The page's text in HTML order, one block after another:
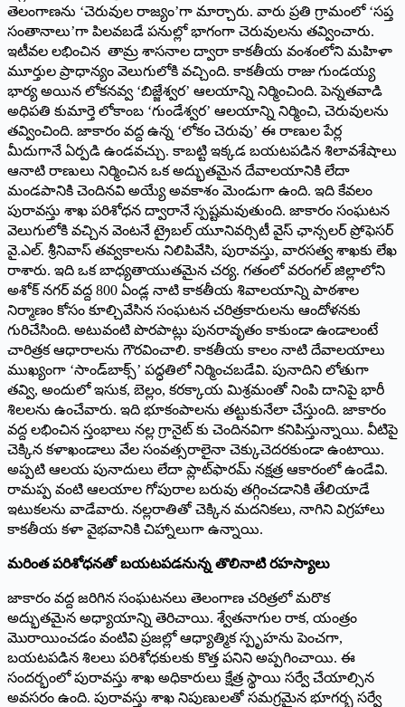
తెలంగాణను ‘చెరువుల రాజ్యం’గా మార్చారు. వారు ప్రతి గ్రామంలో ‘సప్త
సంతానాలు’గా పిలవబడే పనుల్లో భాగంగా చెరువులను తవ్వించారు.
ఇటీవల లభించిన తామ్ర శాసనాల ద్వారా కాకతీయ వంశంలోని మహిళా
మూర్తుల ప్రాధాన్యం వెలుగులోకి వచ్చింది. కాకతీయ రాజు గుండయ్య
భార్య అయిన లోకనవ్వ ‘బిజ్జేశ్వర’ ఆలయాన్ని నిర్మించింది. పెన్నతవాడి
అధిపతి కుమార్తె లోకాంబ ‘గుండేశ్వర’ ఆలయాన్ని నిర్మించి, చెరువులను
తవ్వించింది. జాకారం వద్ద ఉన్న ‘లోకం చెరువు’ ఈ రాణుల పేర్ల
మీదుగానే ఏర్పడి ఉండవచ్చు. కాబట్టి ఇక్కడ బయటపడిన శిలావశేషాలు
ఆనాటి రాణులు నిర్మించిన ఒక అద్భుతమైన దేవాలయానికి లేదా
మండపానికి చెందినవి అయ్యే అవకాశం మెండుగా ఉంది. ఇది కేవలం
పురావస్తు శాఖ పరిశోధన ద్వారానే స్పష్టమవుతుంది. జాకారం సంఘటన
వెలుగులోకి వచ్చిన వెంటనే ట్రైబల్ యూనివర్సిటీ వైస్ ఛాన్సలర్ ప్రోఫెసర్
వై.ఎల్. శ్రీనివాస్ తవ్వకాలను నిలిపివేసి, పురావస్తు, వారసత్వ శాఖకు లేఖ
రాశారు. ఇది ఒక బాధ్యతాయుతమైన చర్య. గతంలో వరంగల్ జిల్లాలోని
అశోక్ నగర్ వద్ద 800 ఏండ్ల నాటి కాకతీయ శివాలయాన్ని పాఠశాల
నిర్మాణం కోసం కూల్చివేసిన సంఘటన చరిత్రకారులను ఆందోళనకు
గురిచేసింది. అటువంటి పొరపాట్లు పునరావృతం కాకుండా ఉండాలంటే
చారిత్రక ఆధారాలను గౌరవించాలి. కాకతీయ కాలం నాటి దేవాలయాలు
ముఖ్యంగా ‘సాండ్‌బాక్స్’ పద్ధతిలో నిర్మించబడేవి. పునాదిని లోతుగా
తవ్వి, అందులో ఇసుక, బెల్లం, కరక్కాయ మిశ్రమంతో నింపి దానిపై భారీ
శిలలను ఉంచేవారు. ఇది భూకంపాలను తట్టుకునేలా చేస్తుంది. జాకారం
వద్ద లభించిన స్తంభాలు నల్ల గ్రానైట్ కు చెందినవిగా కనిపిస్తున్నాయి. వీటిపై
చెక్కిన కళాఖండాలు వేల సంవత్సరాలైనా చెక్కుచెదరకుండా ఉంటాయి.
అప్పటి ఆలయ పునాదులు లేదా ప్లాట్‌ఫారమ్ నక్షత్ర ఆకారంలో ఉండేవి.
రామప్ప వంటి ఆలయాల గోపురాల బరువు తగ్గించడానికి తేలియాడే
ఇటుకలను వాడేవారు. నల్లరాతితో చెక్కిన మదనికలు, నాగిని విగ్రహాలు
కాకతీయ కళా వైభవానికి చిహ్నాలుగా ఉన్నాయి.
మరింత పరిశోధనతో బయటపడనున్న తొలినాటి రహస్యాలు
జాకారం వద్ద జరిగిన సంఘటనలు తెలంగాణ చరిత్రలో మరొక
అద్భుతమైన అధ్యాయాన్ని తెరిచాయి. శ్వేతనాగుల రాక, యంత్రం
మొరాయించడం వంటివి ప్రజల్లో ఆధ్యాత్మిక స్పృహను పెంచగా,
బయటపడిన శిలలు పరిశోధకులకు కొత్త పనిని అప్పగించాయి. ఈ
సందర్భంలో పురావస్తు శాఖ అధికారులు క్షేత్ర స్థాయి సర్వే చేయాల్సిన
అవసరం ఉంది. పురావస్తు శాఖ నిపుణులతో సమగ్రమైన భూగర్భ సర్వే